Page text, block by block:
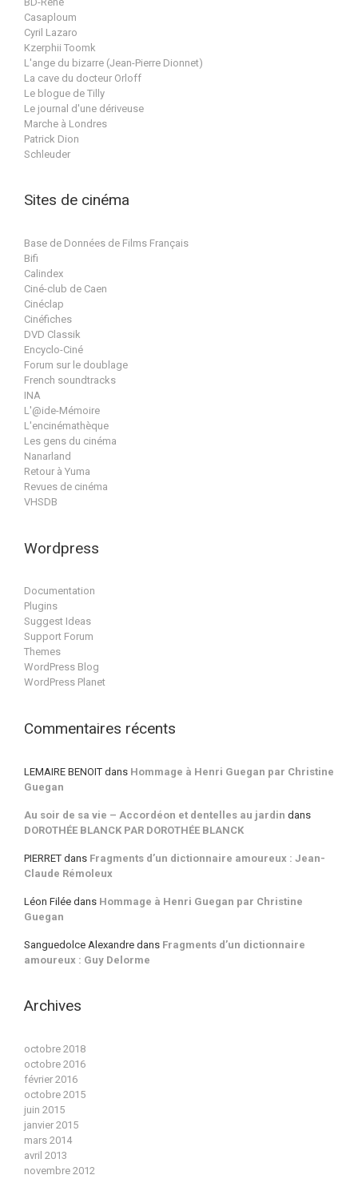
Casaploum
Cyril Lazaro
Kzerphii Toomk
L'ange du bizarre (Jean-Pierre Dionnet)
La cave du docteur Orloff
Le blogue de Tilly
Le journal d'une dériveuse
Marche à Londres
Patrick Dion
Schleuder
Sites de cinéma
Base de Données de Films Français
Bifi
Calindex
Ciné-club de Caen
Cinéclap
Cinéfiches
DVD Classik
Encyclo-Ciné
Forum sur le doublage
French soundtracks
INA
L'@ide-Mémoire
L'encinémathèque
Les gens du cinéma
Nanarland
Retour à Yuma
Revues de cinéma
VHSDB
Wordpress
Documentation
Plugins
Suggest Ideas
Support Forum
Themes
WordPress Blog
WordPress Planet
Commentaires récents
LEMAIRE BENOIT dans Hommage à Henri Guegan par Christine
Guegan
Au soir de sa vie – Accordéon et dentelles au jardin dans
DOROTHÉE BLANCK PAR DOROTHÉE BLANCK
PIERRET dans Fragments d’un dictionnaire amoureux : Jean-
Claude Rémoleux
Léon Filée dans Hommage à Henri Guegan par Christine
Guegan
Sanguedolce Alexandre dans Fragments d’un dictionnaire
amoureux : Guy Delorme
Archives
octobre 2018
octobre 2016
février 2016
octobre 2015
juin 2015
janvier 2015
mars 2014
avril 2013
novembre 2012